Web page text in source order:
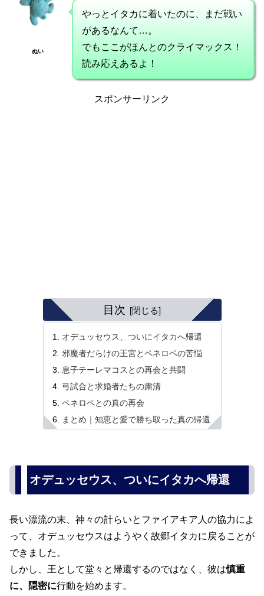
ぬい
やっとイタカに着いたのに、まだ戦い
があるなんて…。
でもここがほんとのクライマックス！
読み応えあるよ！
スポンサーリンク
目次
オデュッセウス、ついにイタカへ帰還
邪魔者だらけの王宮とペネロペの苦悩
息子テーレマコスとの再会と共闘
弓試合と求婚者たちの粛清
ペネロペとの真の再会
まとめ｜知恵と愛で勝ち取った真の帰還
オデュッセウス、ついにイタカへ帰還
長い漂流の末、神々の計らいとファイアキア人の協力によ
って、オデュッセウスはようやく故郷イタカに戻ることが
できました。
しかし、王として堂々と帰還するのではなく、彼は慎重
に、隠密に行動を始めます。